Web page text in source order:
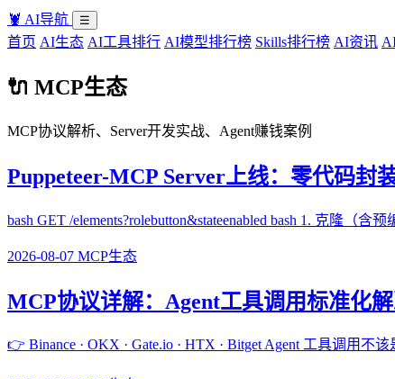
🦞 AI导航 ☰
首页 AI生态 AI工具排行 AI模型排行榜 Skills排行榜 AI资讯
🔌 MCP生态
MCP协议解析、Server开发实战、Agent赚钱案例
Puppeteer-MCP Server上线：零代码封
bash GET /elements?rolebutton&stateenabled bash 1. 克隆（含
2026-08-07 MCP生态
MCP协议详解：Agent工具调用标准化
👉 Binance · OKX · Gate.io · HTX · Bitget Agent 工具调用